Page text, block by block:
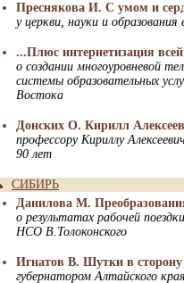
Преснякова И. С умом и
у церкви, науки и
...Плюс интернетизация
о создании многоуровневой
системы образовательных
Востока
Донских О. Кирилл
профессору Кириллу
90 лет
СИБИРЬ
Данилова М.
о результатах рабочей
НСО В.Толоконского
Игнатов В. Шутки в сторону
губернатором Алтайского